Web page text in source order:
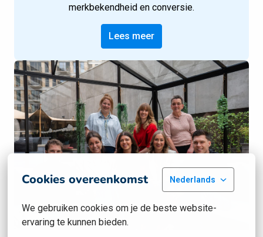
Cookies overeenkomst Nederlands
We gebruiken cookies om je de beste website-
ervaring te kunnen bieden.
merkbekendheid en conversie.
Lees meer